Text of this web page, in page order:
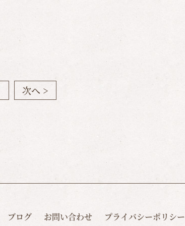
次へ >
ブログ お問い合わせ プライバシーポリシー